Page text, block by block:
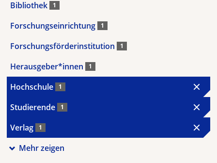
Bibliothek 1
Forschungseinrichtung 1
Forschungsförderinstitution 1
Herausgeber*innen 1
Hochschule 1
Studierende 1
Verlag 1
Mehr zeigen